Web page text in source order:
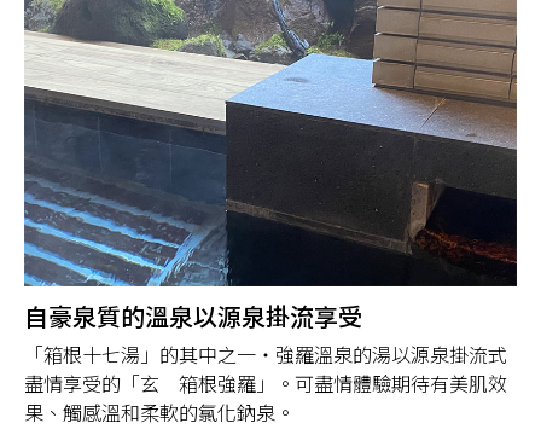
自豪泉質的溫泉以源泉掛流享受
「箱根十七湯」的其中之一・強羅溫泉的湯以源泉掛流式
盡情享受的「玄 箱根強羅」。可盡情體驗期待有美肌效
果、觸感溫和柔軟的氯化鈉泉。